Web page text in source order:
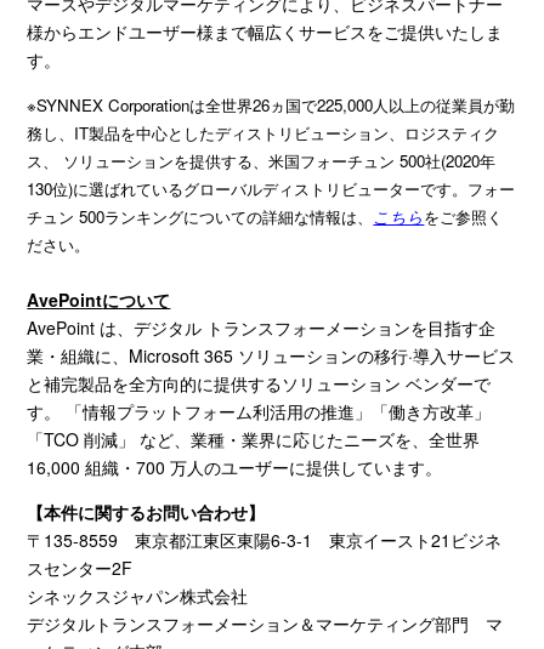
様からエンドユーザー様まで幅広くサービスをご提供いたしま
す。
※SYNNEX Corporationは全世界26ヵ国で225,000人以上の従業員が勤
務し、IT製品を中心としたディストリビューション、ロジスティク
ス、 ソリューションを提供する、米国フォーチュン 500社(2020年
130位)に選ばれているグローバルディストリビューターです。フォー
チュン 500ランキングについての詳細な情報は、 こちらをご参照く
ださい。
AvePointについて
AvePoint は、デジタル トランスフォーメーションを目指す企
業・組織に、 Microsoft 365 ソリューションの移行·導入サービス
と補完製品を全方向的に提供するソリューション ベンダーで
す。 「情報プラットフォーム利活用の推進」「働き方改革」
「TCO削減」 など、業種・業界に応じたニーズを、全世界
16,000組織・700万人のユーザーに提供しています。
【本件に関するお問い合わせ】
〒 135-8559 東京都江東区東陽6-3-1 東京イースト21 ビジネ
スセンター2F
シネックスジャパン株式会社
デジタルトランスフォーメーション＆マーケティング部門 マ